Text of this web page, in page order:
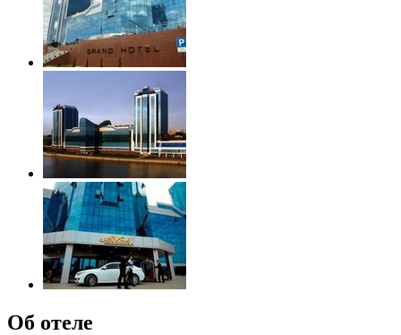
Об отеле